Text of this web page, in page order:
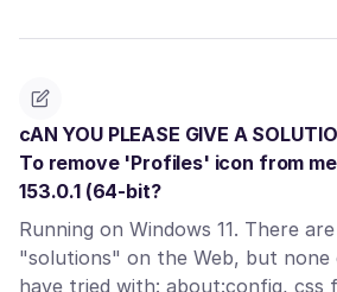
cAN YOU PLEASE GIVE A
To remove 'Profiles' icon from
153.0.1 (64-bit?
Running on Windows 11. There
"solutions" on the Web, but
have tried with: about:config, css